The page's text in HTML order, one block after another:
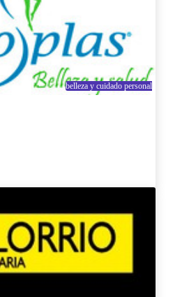
belleza y cuidado personal